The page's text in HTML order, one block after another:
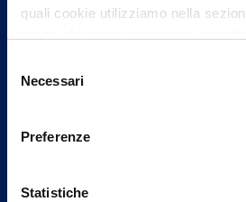
quali cookie utilizziamo nella
può trovare nel footer del sito nella
delNecessari
Preferenze
Statistiche